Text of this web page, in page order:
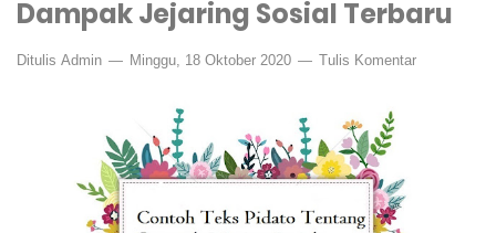
Dampak Jejaring Sosial Terbaru
Ditulis Admin Minggu, 18 Oktober 2020 Tulis Komentar